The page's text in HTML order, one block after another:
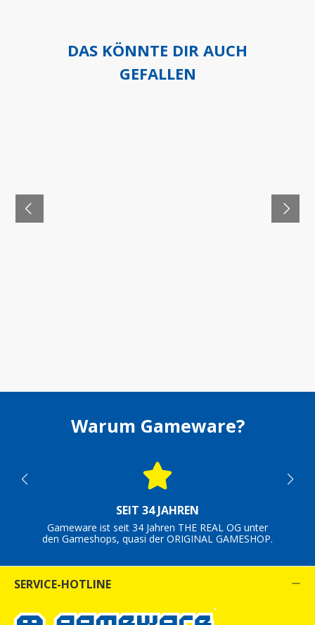
DAS KÖNNTE DIR AUCH
GEFALLEN
Warum Gameware?
SEIT 34 JAHREN
Gameware ist seit 34 Jahren THE REAL OG unter
den Gameshops, quasi der ORIGINAL GAMESHOP.
SERVICE-HOTLINE